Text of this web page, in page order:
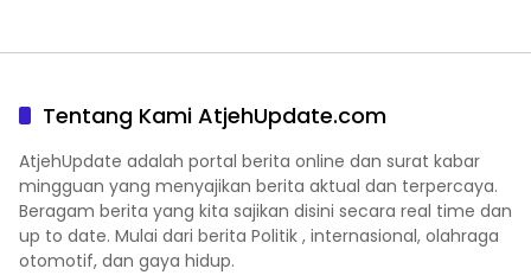
Tentang Kami AtjehUpdate.com
AtjehUpdate adalah portal berita online dan surat kabar
mingguan yang menyajikan berita aktual dan terpercaya.
Beragam berita yang kita sajikan disini secara real time dan
up to date. Mulai dari berita Politik , internasional, olahraga
otomotif, dan gaya hidup.